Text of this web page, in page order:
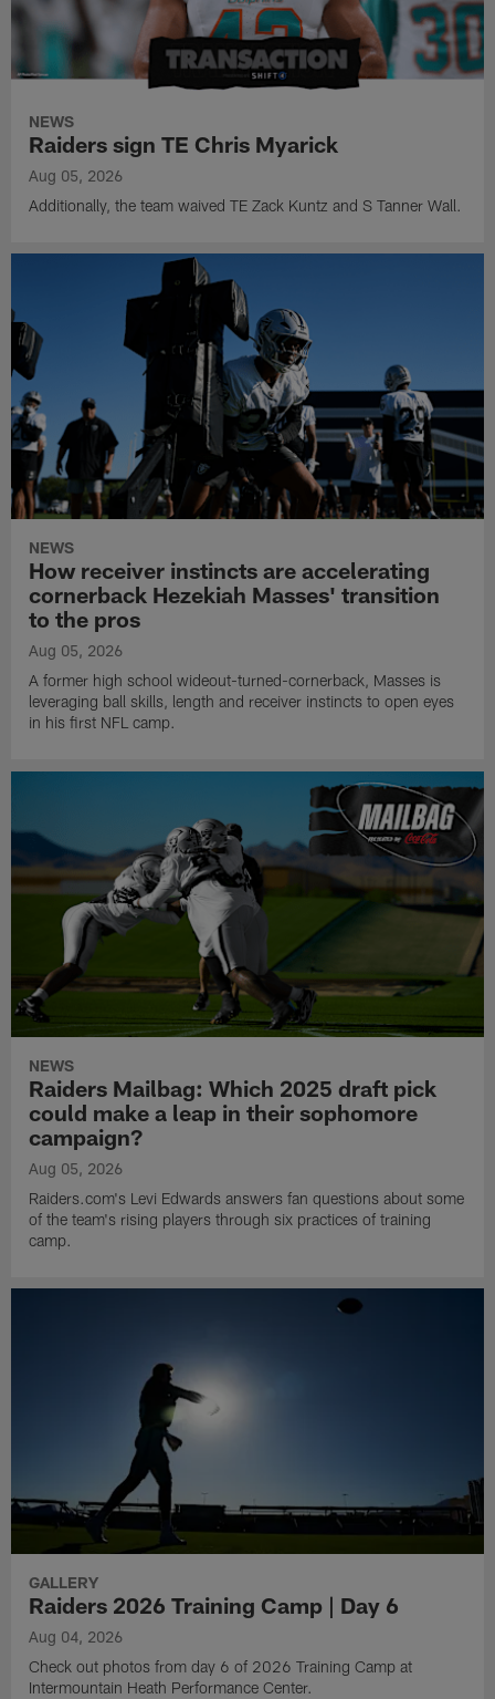
NEWS
Raiders sign TE Chris Myarick
Aug 05, 2026
Additionally, the team waived TE Zack Kuntz and S Tanner Wall.
NEWS
How receiver instincts are accelerating
cornerback Hezekiah Masses' transition
to the pros
Aug 05, 2026
A former high school wideout-turned-cornerback, Masses is
leveraging ball skills, length and receiver instincts to open eyes
in his first NFL camp.
NEWS
Raiders Mailbag: Which 2025 draft pick
could make a leap in their sophomore
campaign?
Aug 05, 2026
Raiders.com's Levi Edwards answers fan questions about some
of the team's rising players through six practices of training
camp.
GALLERY
Raiders 2026 Training Camp | Day 6
Aug 04, 2026
Check out photos from day 6 of 2026 Training Camp at
Intermountain Heath Performance Center.